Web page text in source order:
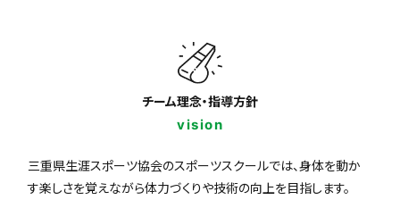
チーム理念・指導方針
vision
三重県生涯スポーツ協会のスポーツスクールでは、身体を動か
す楽しさを覚えながら体力づくりや技術の向上を目指します。